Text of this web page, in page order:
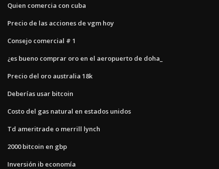
Quien comercia con cuba
Precio de las acciones de vgm hoy
Consejo comercial # 1
¿es bueno comprar oro en el aeropuerto de doha_
Precio del oro australia 18k
Deberías usar bitcoin
Costo del gas natural en estados unidos
Td ameritrade o merrill lynch
2000 bitcoin en gbp
Inversión ib economía